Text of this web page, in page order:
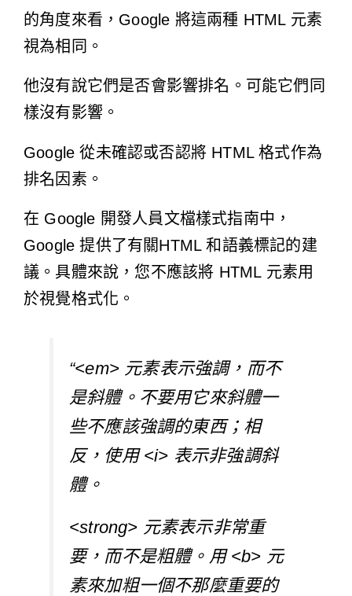
的角度來看，Google 將這兩種 HTML 元素
視為相同。
他沒有說它們是否會影響排名。可能它們同
樣沒有影響。
Google 從未確認或否認將 HTML 格式作為
排名因素。
在 Google 開發人員文檔樣式指南中，
Google 提供了有關HTML 和語義標記的建
議。具體來說，您不應該將 HTML 元素用
於視覺格式化。
“<em> 元素表示強調，而不
是斜體。不要用它來斜體一
些不應該強調的東西；相
反，使用 <i> 表示非強調斜
體。
<strong> 元素表示非常重
要，而不是粗體。用 <b> 元
素來加粗一個不那麼重要的